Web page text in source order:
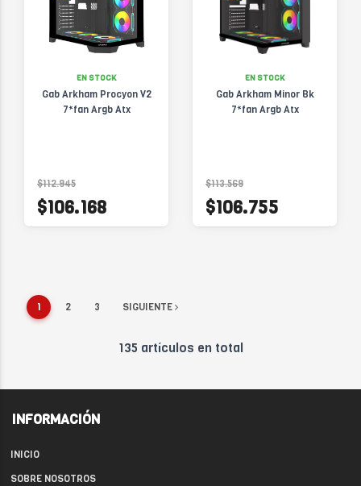
EN STOCK
Gab Arkham Procyon V2
7*fan Argb Atx
$112.945
$106.168
EN STOCK
Gab Arkham Minor Bk
7*fan Argb Atx
$113.569
$106.755
1 2 3 SIGUIENTE
135 artículos en total
INFORMACIÓN
INICIO
SOBRE NOSOTROS